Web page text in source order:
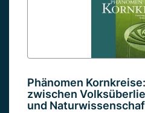
Phänomen
zwischen
und